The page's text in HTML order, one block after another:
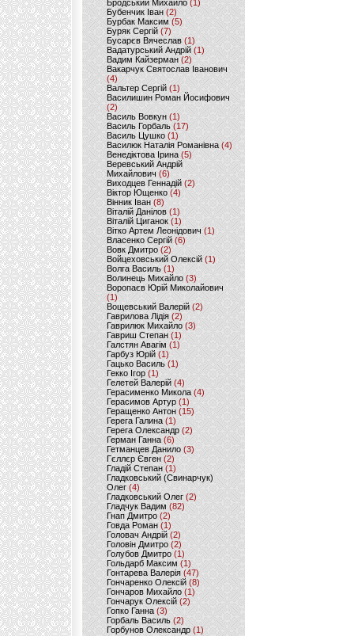
Бродський Михайло (1)
Бубенчик Іван(2)
Бурбак Максим (5)
Буряк Сергій (7)
Бусарєв Вячеслав (1)
Вадатурський Андрій (1)
Вадим Кайзерман (2)
Вакарчук Святослав Іванович
(4)
Вальтер Сергій (1)
Василишин Роман Йосифович
(2)
Василь Вовкун (1)
Василь Горбаль (17)
Василь Цушко (1)
Василюк Наталія Романівна (4)
Венедіктова Ірина(5)
Веревський Андрій
Михайлович (6)
Виходцев Геннадій (2)
Віктор Ющенко (4)
Вінник Іван (8)
Віталій Данілов (1)
Віталій Циганок (1)
Вітко Артем Леонідович(1)
Власенко Сергій (6)
Вовк Дмитро(2)
Войцеховський Олексій(1)
Волга Василь (1)
Волинець Михайло (3)
Воропаєв Юрій Миколайович
(1)
Вощевський Валерій(2)
Гаврилова Лідія (2)
Гаврилюк Михайло (3)
Гавриш Степан (1)
Галстян Авагім (1)
Гарбуз Юрій (1)
Гацько Василь (1)
Гекко Ігор(1)
Гелетей Валерій (4)
Герасименко Микола (4)
Герасимов Артур (1)
Геращенко Антон(15)
Герега Галина (1)
Герега Олександр (2)
Герман Ганна (6)
Гетманцев Данило (3)
Гєллєр Євген (2)
Гладій Степан(1)
Гладковський (Свинарчук)
Олег (4)
Гладковський Олег (2)
Гладчук Вадим (82)
Гнап Дмитро (2)
Говда Роман(1)
Головач Андрій (2)
Головін Дмитро (2)
Голубов Дмитро (1)
Гольдарб Максим(1)
Гонтарева Валерія (47)
Гончаренко Олексій(8)
Гончаров Михайло (1)
Гончарук Олексій (2)
Гопко Ганна (3)
Горбаль Василь (2)
Горбунов Олександр (1)